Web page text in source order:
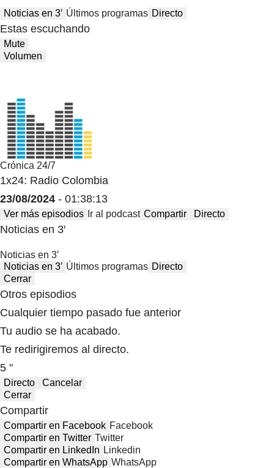
Noticias en 3′ Últimos programas Directo
Estas escuchando
Mute
Volumen
Crónica 24/7
1x24: Radio Colombia
23/08/2024 - 01:38:13
Ver más episodios Ir al podcast Compartir Directo
Noticias en 3′
Noticias en 3′
Noticias en 3′ Últimos programas Directo
Cerrar
Otros episodios
Cualquier tiempo pasado fue anterior
Tu audio se ha acabado.
Te redirigiremos al directo.
5 "
Directo
Cancelar
Cerrar
Compartir
Compartir en Facebook Facebook
Compartir en Twitter Twitter
Compartir en LinkedIn Linkedin
Compartir en WhatsApp WhatsApp